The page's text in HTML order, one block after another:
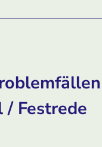
/ Festrede